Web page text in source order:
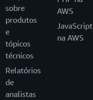
sobre
produtos
e
tópicos
técnicos
Relatórios
de
analistas
AWS
JavaScript
na AWS